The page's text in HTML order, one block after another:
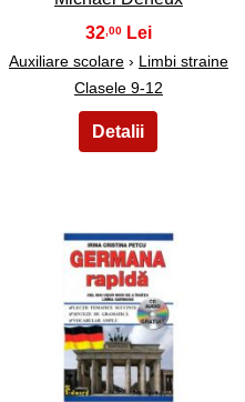
32 ,00
Auxiliare scolare› Limbi straine
Clasele 9-12
20